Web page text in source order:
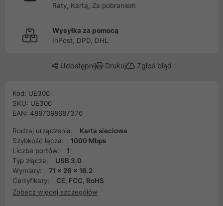
Raty, Kartą, Za pobraniem
Wysyłka za pomocą
InPost, DPD, DHL
Udostępnij Drukuj Zgłoś błąd
Kod: UE306
SKU: UE306
EAN: 4897098687376
Rodzaj urządzenia:
Karta sieciowa
Szybkość łącza:
1000 Mbps
Liczba portów:
1
Typ złącza:
USB 3.0
Wymiary:
71 x 26 x 16.2
Certyfikaty:
CE, FCC, RoHS
Zobacz więcej szczegółów